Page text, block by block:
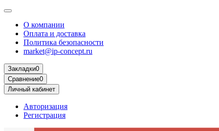
О компании
Оплата и доставка
Политика безопасности
market@ip-concept.ru
Закладки0
Сравнение0
Личный кабинет
Авторизация
Регистрация